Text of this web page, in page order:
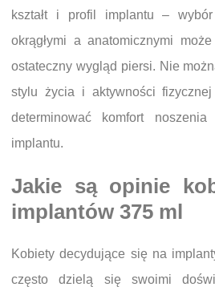
kształt i profil implantu –
okrągłymi a anatomicznymi
ostateczny wygląd piersi. Nie
stylu życia i aktywności
determinować komfort noszenia
implantu.
Jakie są opinie
implantów 375 ml
Kobiety decydujące się na
często dzielą się swoimi